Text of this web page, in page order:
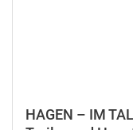
HAGEN – IM